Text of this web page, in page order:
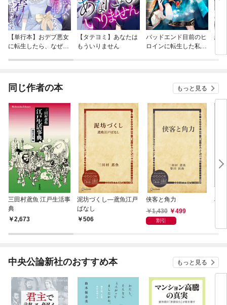
【単行本】おデブ悪女
に転生したら、なぜか
【タテヨミ】あなたは
もういりません
バッドエンド目前のヒ
ロインに転生した私、
結
同じ作者の本 もっと見る
三田村鳶魚 江戸生活事
典
2,673
泥坊づくし―鳶魚江戸
ばなし
506
侠客と角力
1,430
499
割引
札差
中央公論新社のおすすめ本 もっと見る